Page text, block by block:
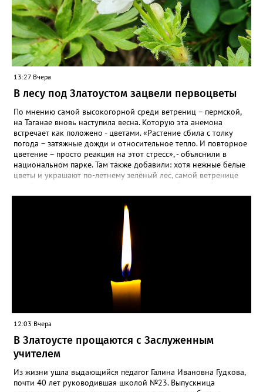
13:27 Вчера
В лесу под Златоустом зацвели первоцветы
По мнению самой высокогорной среди ветрениц – пермской,
на Таганае вновь наступила весна. Которую эта анемона
встречает как положено - цветами. «Растение сбила с толку
погода – затяжные дожди и относительное тепло. И повторное
цветение – просто реакция на этот стресс», - объяснили в
национальном парке. Там также добавили: хотя нежные белые
цветы и украшают по-летнему зелёный лес, самой ветренице
силы перед долгой зимовкой.
12:03 Вчера
В Златоусте прощаются с Заслуженным
учителем
Из жизни ушла выдающийся педагог Галина Ивановна Гудкова,
почти 40 лет руководившая школой №23. Выпускница